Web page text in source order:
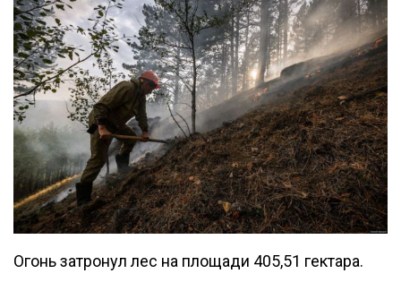
показывать
Поделиться
во
Огонь затронул лес на площади 405,51 гектара.